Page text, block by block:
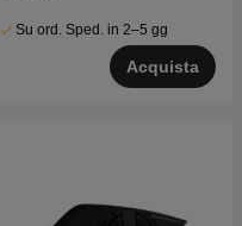
Su ord. Sped. in 2–5 gg
Acquista